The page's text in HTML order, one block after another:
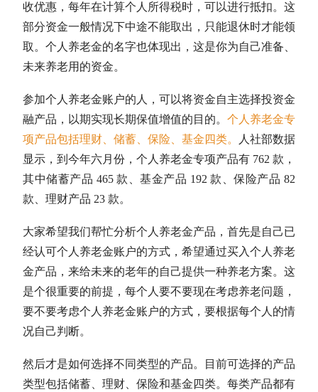
收优惠，每年在计算个人所得税时，可以进行抵扣。这
部分资金一般情况下中途不能取出，只能退休时才能领
取。个人养老金的名字也体现出，这是你为自己准备、
未来养老用的资金。
参加个人养老金账户的人，可以将资金自主选择投资金
融产品，以期实现长期保值增值的目的。 个人养老金专
项产品包括理财、储蓄、保险、基金四类。
人社部数据
显示，到今年六月份，个人养老金专项产品有 762 款，
其中储蓄产品 465 款、基金产品 192 款、保险产品 82
款、理财产品 23 款。
大家希望我们帮忙分析个人养老金产品，首先是自己已
经认可个人养老金账户的方式，希望通过买入个人养老
金产品，来给未来的老年的自己提供一种养老方案。这
是个很重要的前提，每个人要不要现在考虑养老问题，
要不要考虑个人养老金账户的方式，要根据每个人的情
况自己判断。
然后才是如何选择不同类型的产品。目前可选择的产品
类型包括储蓄、理财、保险和基金四类。每类产品都有